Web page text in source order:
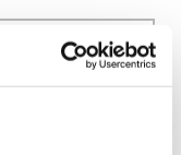
Ota yhteyttä